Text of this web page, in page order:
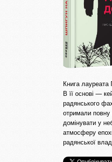
Книга лауреата
В її основі —
радянського
отримали
домінувати у
атмосферу
радянської